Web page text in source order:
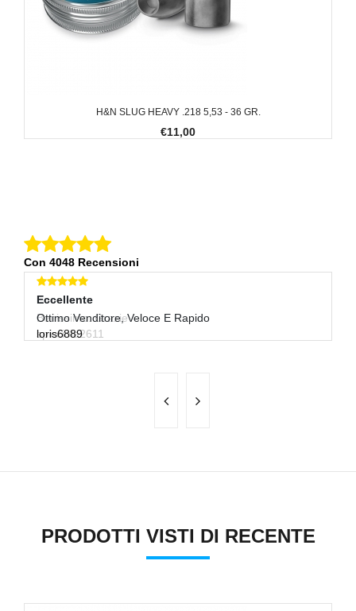
H&N SLUG HEAVY .218 5,53 - 36 GR.
€11,00
Con 4048 Recensioni
Eccellente
Benissimo. Grazie
spicciola2611
Eccellente
Ottimo Venditore, Veloce E Rapido
loris6889
PRODOTTI VISTI DI RECENTE